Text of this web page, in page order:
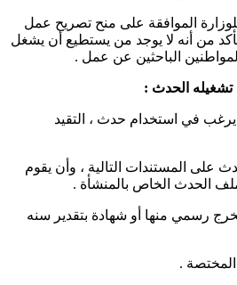
الموافقة على منح تصريح عمل
من أنه لا يوجد من يستطيع أن يشغل
الباحثين عن عمل .
تشغيله الحدث :
في استخدام حدث ، التقيد
على المستندات التالية ، وأن يقوم
الحدث الخاص بالمنشأة .
رسمي منها أو شهادة بتقدير سنه
.